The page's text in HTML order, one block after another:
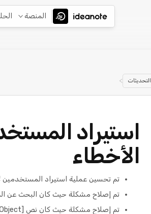
المنصة
التحديثات >
استيراد
الأخطاء
تم تحسين عملية استيراد المستخدمين
تم إصلاح مشكلة حيث كان البحث عن